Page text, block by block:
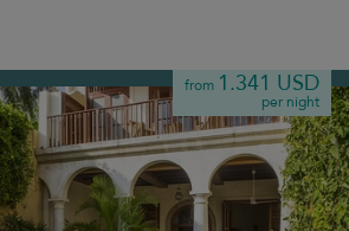
from 1.341 USD
per night